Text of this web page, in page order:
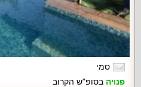
סמי
פנויה בסופ"ש הקרוב